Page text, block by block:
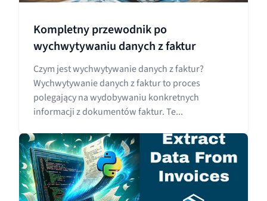
Kompletny przewodnik po
wychwytywaniu danych z faktur
Czym jest wychwytywanie danych z faktur?
Wychwytywanie danych z faktur to proces
polegający na wydobywaniu konkretnych
informacji z dokumentów faktur. Te...